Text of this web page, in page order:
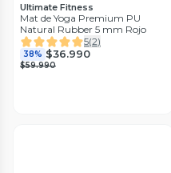
Ultimate Fitness
Mat de Yoga Premium PU
Natural Rubber 5 mm Rojo
5(2)
38% $36.990
$59.990